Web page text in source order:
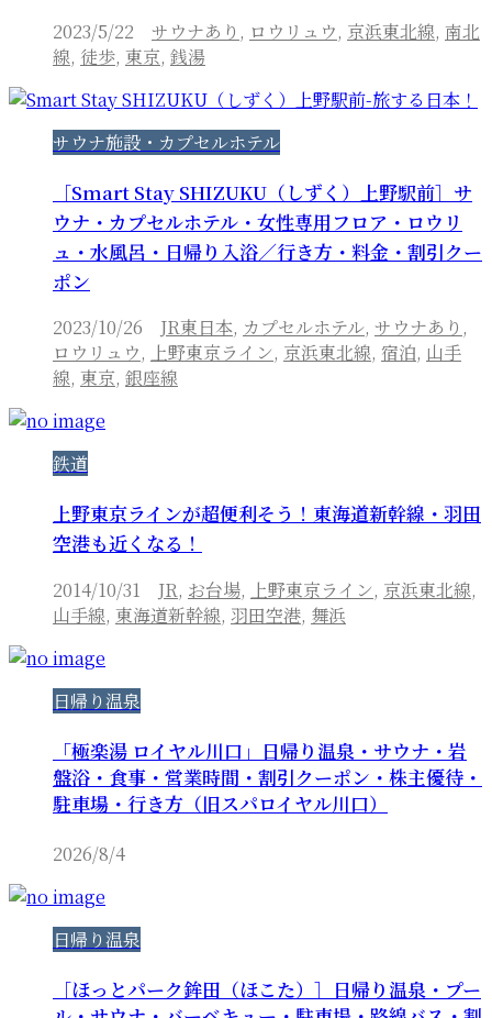
2023/5/22 サウナあり , ロウリュウ, 京浜東北線, 南北
線, 徒歩, 東京, 銭湯
サウナ施設・カプセルホテル
［Smart Stay SHIZUKU（しずく）上野駅前］サ
ウナ・カプセルホテル・女性専用フロア・ロウリ
ュ・水風呂・日帰り入浴／行き方・料金・割引クー
ポン
2023/10/26 JR東日本, カプセルホテル, サウナあり ,
ロウリュウ, 上野東京ライン, 京浜東北線, 宿泊, 山手
線, 東京, 銀座線
鉄道
上野東京ラインが超便利そう！東海道新幹線・羽田
空港も近くなる！
2014/10/31 JR, お台場, 上野東京ライン, 京浜東北線,
山手線, 東海道新幹線, 羽田空港, 舞浜
日帰り温泉
「極楽湯 ロイヤル川口」日帰り温泉・サウナ・岩
盤浴・食事・営業時間・割引クーポン・株主優待・
駐車場・行き方（旧スパロイヤル川口）
2026/8/4
日帰り温泉
［ほっとパーク鉾田（ほこた）］日帰り温泉・プー